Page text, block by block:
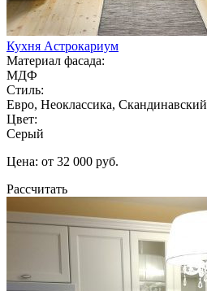
Кухня Астрокариум
Материал фасада:
МДФ
Стиль:
Евро, Неоклассика, Скандинавский
Цвет:
Серый
Цена: от 32 000 руб.
Рассчитать